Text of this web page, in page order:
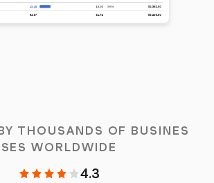
THOUSANDS OF BUSINES
SES WORLDWIDE
4.3